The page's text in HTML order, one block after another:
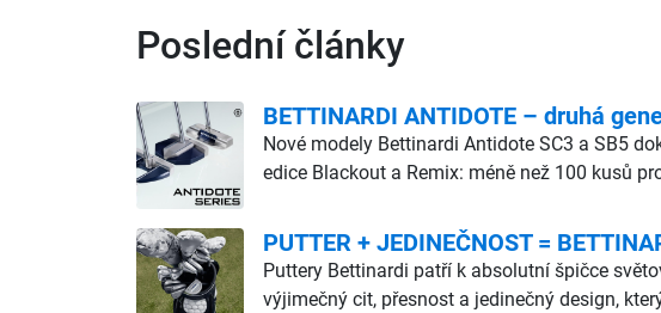
Poslední články
BETTINARDI ANTIDOTE – druhá
Nové modely Bettinardi Antidote SC3 a SB5
edice Blackout a Remix: méně než 100 kusů
PUTTER + JEDINEČNOST =
Puttery Bettinardi patří k absolutní špičce
výjimečný cit, přesnost a jedinečný design,